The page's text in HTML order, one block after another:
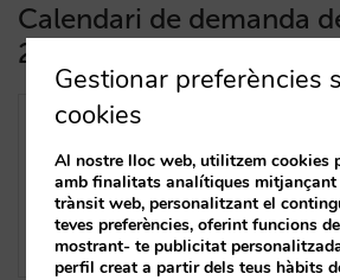
Calendari de demanda
2023-24
Gestionar preferències
cookies
Al nostre lloc web, utilitzem cookies
amb finalitats analítiques
trànsit web, personalitzant el
teves preferències, oferint funcions
mostrant- te publicitat
perfil creat a partir dels teus hàbits